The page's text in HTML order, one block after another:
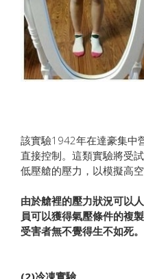
該實驗1942年在達豪集中
直接控制。這類實驗將受
低壓艙的壓力，以模擬高空
由於艙裡的壓力狀況可以
員可以獲得氣壓條件的複
受害者無不覺得生不如死。
(2)冷凍實驗